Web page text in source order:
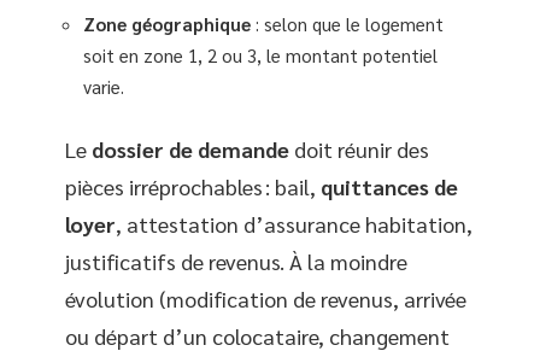
Zone géographique : selon que le logement
soit en zone 1, 2 ou 3, le montant potentiel
varie.
Le dossier de demande doit réunir des
pièces irréprochables : bail, quittances de
loyer, attestation d’assurance habitation,
justificatifs de revenus. À la moindre
évolution (modification de revenus, arrivée
ou départ d’un colocataire, changement